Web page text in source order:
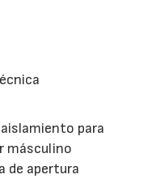
para
másculino
de apertura